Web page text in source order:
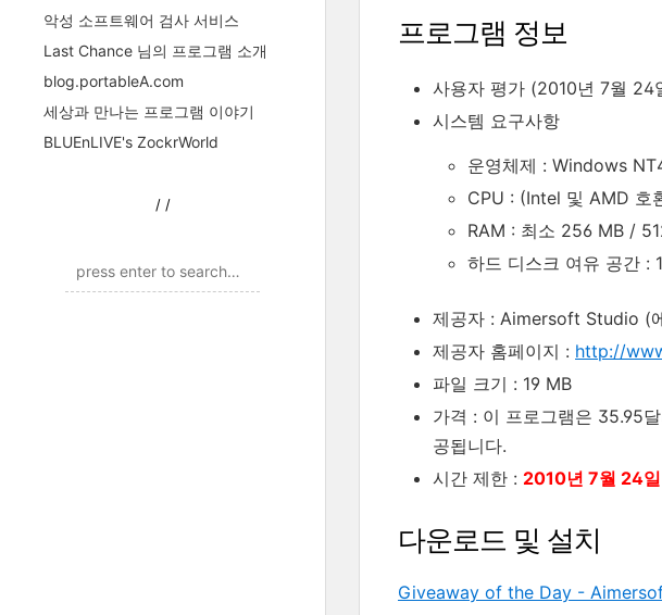
악성 소프트웨어 검사 서비스
Last Chance 님의 프로그램 소개
blog.portableA.com
세상과 만나는 프로그램 이야기
BLUEnLIVE's ZockrWorld
/ /
프로그램 정보
사용자 평가 (2010년 7월 24
시스템 요구사항
운영체제 : Windows
CPU : (Intel 및 AMD 호
RAM : 최소 256 MB /
하드 디스크 여유 공간 :
제공자 : Aimersoft Studio (
제공자 홈페이지 : http://
파일 크기 : 19 MB
가격 : 이 프로그램은 35.95
공됩니다.
시간 제한 : 2010년 7월 24
다운로드 및 설치
Giveaway of the Day -